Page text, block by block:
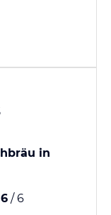
in
6 / 6